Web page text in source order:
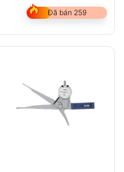
Đã bán 259